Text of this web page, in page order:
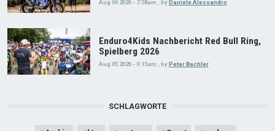
Aug 06 2026 - 7:58am byDaniele Alessandro
Enduro4Kids Nachbericht Red Bull Ring,
Spielberg 2026
Aug 05 2026 - 9:15am byPeter Bachler
SCHLAGWORTE